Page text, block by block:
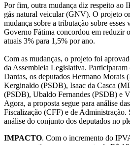
Por fim, outra mudança diz respeito ao
gás natural veicular (GNV). O projeto
mudança sobre a tributação sobre
Governo Fátima concordou em reduzir
atuais 3% para 1,5% por ano.
Com as mudanças, o projeto foi
da Assembleia Legislativa. Participaram
Dantas, os deputados Hermano Morais
Kerginaldo (PSDB), Isaac da Casca
(PSDB), Ubaldo Fernandes (PSDB) e
Agora, a proposta segue para análise
Fiscalização (CFF) e de Administração.
análise do conjunto dos deputados no
IMPACTO. Com o incremento do